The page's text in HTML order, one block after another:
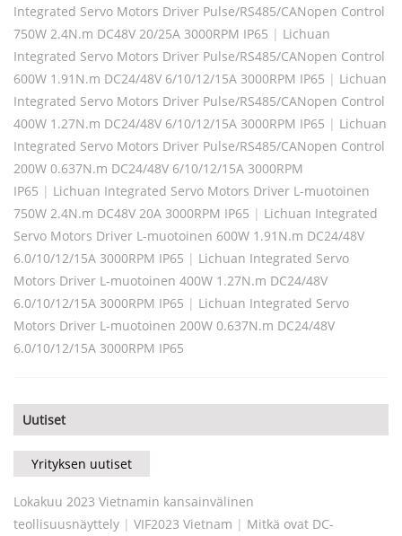
Integrated Servo Motors Driver Pulse/RS485/CANopen Control
750W 2.4N.m DC48V 20/25A 3000RPM IP65 | Lichuan
Integrated Servo Motors Driver Pulse/RS485/CANopen Control
600W 1.91N.m DC24/48V 6/10/12/15A 3000RPM IP65 | Lichuan
Integrated Servo Motors Driver Pulse/RS485/CANopen Control
400W 1.27N.m DC24/48V 6/10/12/15A 3000RPM IP65 | Lichuan
Integrated Servo Motors Driver Pulse/RS485/CANopen Control
200W 0.637N.m DC24/48V 6/10/12/15A 3000RPM
IP65 | Lichuan Integrated Servo Motors Driver L-muotoinen
750W 2.4N.m DC48V 20A 3000RPM IP65 | Lichuan Integrated
Servo Motors Driver L-muotoinen 600W 1.91N.m DC24/48V
6.0/10/12/15A 3000RPM IP65 | Lichuan Integrated Servo
Motors Driver L-muotoinen 400W 1.27N.m DC24/48V
6.0/10/12/15A 3000RPM IP65 | Lichuan Integrated Servo
Motors Driver L-muotoinen 200W 0.637N.m DC24/48V
6.0/10/12/15A 3000RPM IP65
Uutiset
Yrityksen uutiset
Lokakuu 2023 Vietnamin kansainvälinen
teollisuusnäyttely | VIF2023 Vietnam | Mitkä ovat DC-